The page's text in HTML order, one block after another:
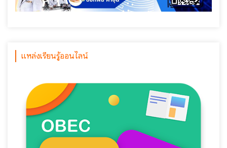
แหล่งเรียนรู้ออนไลน์